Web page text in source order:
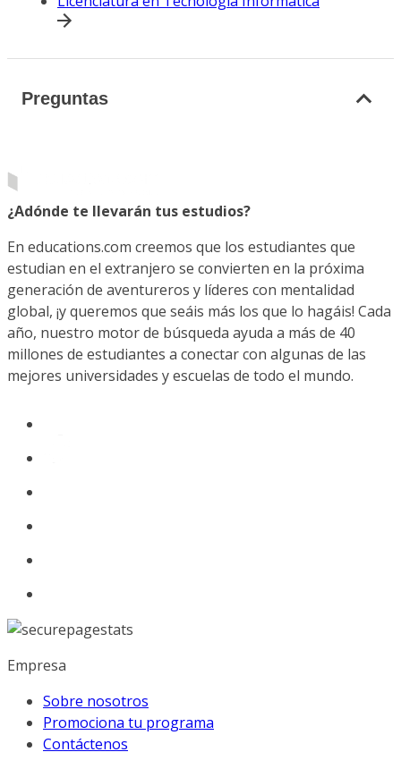
Preguntas
¿Adónde te llevarán tus estudios?
En educations.com creemos que los estudiantes que
estudian en el extranjero se convierten en la próxima
generación de aventureros y líderes con mentalidad
global, ¡y queremos que seáis más los que lo hagáis! Cada
año, nuestro motor de búsqueda ayuda a más de 40
millones de estudiantes a conectar con algunas de las
mejores universidades y escuelas de todo el mundo.
Empresa
Sobre nosotros
Promociona tu programa
Contáctenos